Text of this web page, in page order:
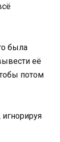
была
её
потом